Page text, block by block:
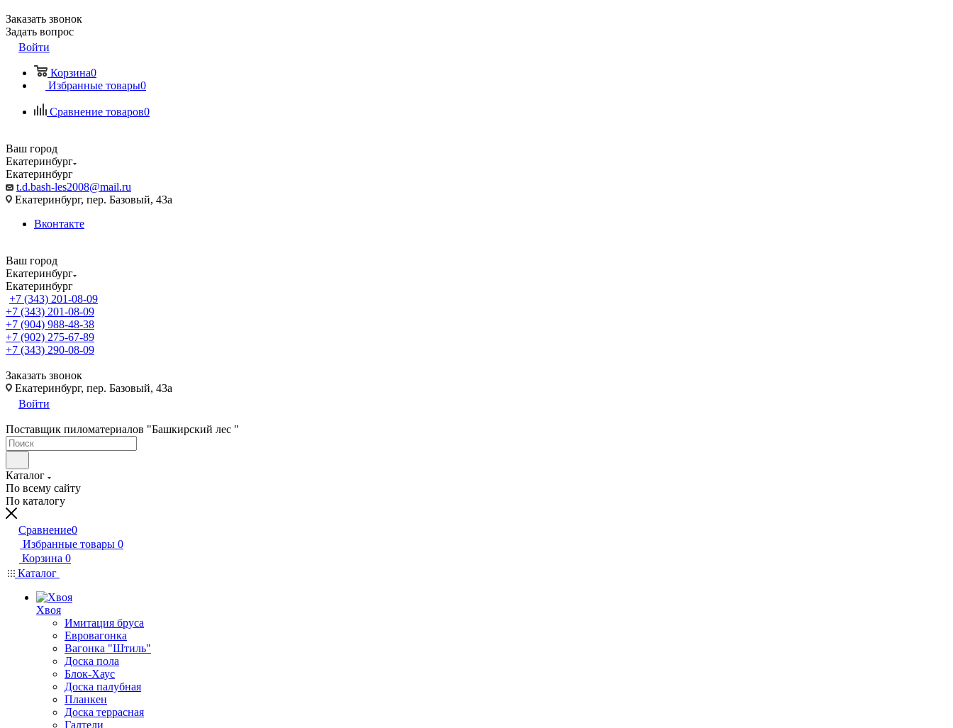
Заказать звонок
Задать вопрос
Войти
Корзина0
Избранные товары0
Сравнение товаров0
Ваш город
Екатеринбург
Екатеринбург
t.d.bash-les2008@mail.ru
Екатеринбург, пер. Базовый, 43а
Вконтакте
Ваш город
Екатеринбург
Екатеринбург
+7 (343) 201-08-09
+7 (343) 201-08-09
+7 (904) 988-48-38
+7 (902) 275-67-89
+7 (343) 290-08-09
Заказать звонок
Екатеринбург, пер. Базовый, 43а
Войти
Поставщик пиломатериалов "Башкирский лес "
Каталог
По всему сайту
По каталогу
Сравнение0
Избранные товары 0
Корзина 0
Каталог
Хвоя
Имитация бруса
Евровагонка
Вагонка "Штиль"
Доска пола
Блок-Хаус
Доска палубная
Планкен
Доска террасная
Галтели